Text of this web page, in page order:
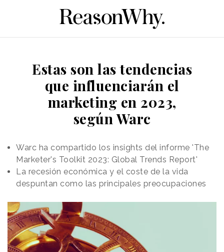
Estas son las tendencias
que influenciarán el
marketing en 2023,
según Warc
Warc ha compartido los insights del informe 'The
Marketer's Toolkit 2023: Global Trends Report'
La recesión económica y el coste de la vida
despuntan como las principales preocupaciones